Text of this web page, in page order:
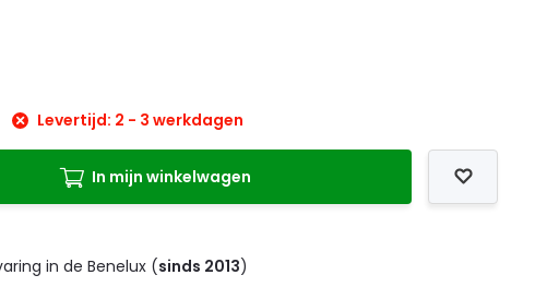
Levertijd: 2 - 3 werkdagen
In mijn winkelwagen
in de Benelux (sinds 2013)